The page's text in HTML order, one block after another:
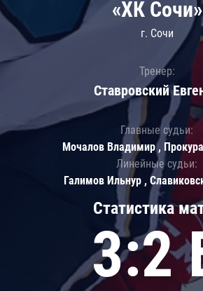
Статистика
3:2
«ХК Сочи»
г. Сочи
Тренер:
Ставровский
Главные судьи:
Мочалов Владимир ,
Линейные судьи:
Галимов Ильнур ,